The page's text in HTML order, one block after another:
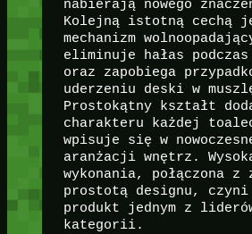
nabierają nowego
Kolejną istotną cechą
mechanizm
eliminuje hałas podczas
oraz zapobiega
uderzeniu deski w
Prostokątny kształt
charakteru każdej
wpisuje się w
aranżacji wnętrz.
wykonania, połączona z
prostotą designu,
produkt jednym z
kategorii.